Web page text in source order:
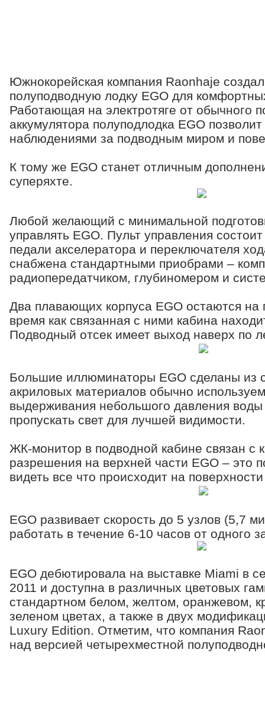
Южнокорейская компания Raonhaje
полуподводную лодку EGO для
Работающая на электротяге от обычного
аккумулятора полуподлодка EGO
наблюдениями за подводным миром и
К тому же EGO станет отличным
суперяхте.
Любой желающий с минимальной
управлять EGO. Пульт управления
педали акселератора и переключателя
снабжена стандартными приобрами –
радиопередатчиком, глубиномером и
Два плавающих корпуса EGO остаются на
время как связанная с ними кабина
Подводный отсек имеет выход наверх по
Большие иллюминаторы EGO сделаны из
акриловых материалов обычно
выдерживания небольшого давления
пропускать свет для лучшей видимости.
ЖК-монитор в подводной кабине связан с
разрешения на верхней части EGO – это
видеть все что происходит на
EGO развивает скорость до 5 узлов (5,7
работать в течение 6-10 часов от одного
EGO дебютировала на выставке Miami в
2011 и доступна в различных цветовых
стандартном белом, желтом, оранжевом,
зеленом цветах, а также в двух
Luxury Edition. Отметим, что компания
над версией четырехместной